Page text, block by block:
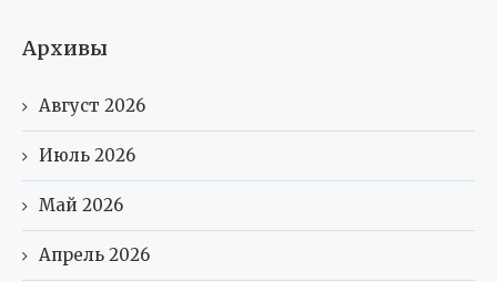
Архивы
Август 2026
Июль 2026
Май 2026
Апрель 2026